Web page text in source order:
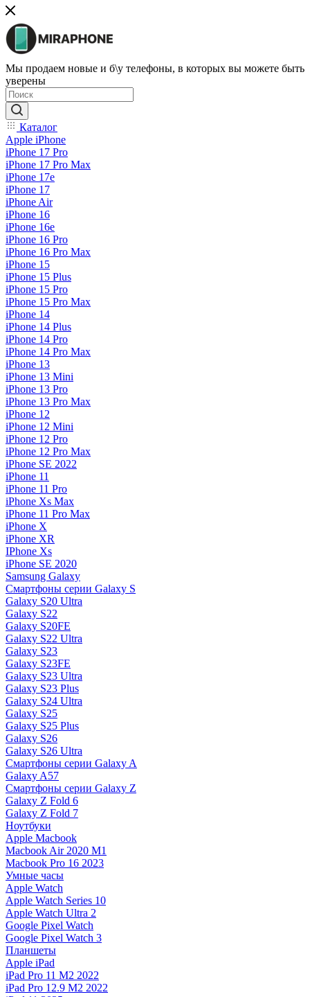
Мы продаем новые и б\у телефоны, в которых вы можете быть
уверены
Каталог
Apple iPhone
iPhone 17 Pro
iPhone 17 Pro Max
iPhone 17e
iPhone 17
iPhone Air
iPhone 16
iPhone 16e
iPhone 16 Pro
iPhone 16 Pro Max
iPhone 15
iPhone 15 Plus
iPhone 15 Pro
iPhone 15 Pro Max
iPhone 14
iPhone 14 Plus
iPhone 14 Pro
iPhone 14 Pro Max
iPhone 13
iPhone 13 Mini
iPhone 13 Pro
iPhone 13 Pro Max
iPhone 12
iPhone 12 Mini
iPhone 12 Pro
iPhone 12 Pro Max
iPhone SE 2022
iPhone 11
iPhone 11 Pro
iPhone Xs Max
iPhone 11 Pro Max
iPhone X
iPhone XR
IPhone Xs
iPhone SE 2020
Samsung Galaxy
Смартфоны серии Galaxy S
Galaxy S20 Ultra
Galaxy S22
Galaxy S20FE
Galaxy S22 Ultra
Galaxy S23
Galaxy S23FE
Galaxy S23 Ultra
Galaxy S23 Plus
Galaxy S24 Ultra
Galaxy S25
Galaxy S25 Plus
Galaxy S26
Galaxy S26 Ultra
Смартфоны серии Galaxy A
Galaxy A57
Смартфоны серии Galaxy Z
Galaxy Z Fold 6
Galaxy Z Fold 7
Ноутбуки
Apple Macbook
Macbook Air 2020 M1
Macbook Pro 16 2023
Умные часы
Apple Watch
Apple Watch Series 10
Apple Watch Ultra 2
Google Pixel Watch
Google Pixel Watch 3
Планшеты
Apple iPad
iPad Pro 11 M2 2022
iPad Pro 12.9 M2 2022